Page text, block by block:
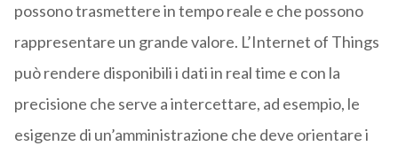
possono trasmettere in tempo reale e che possono
rappresentare un grande valore. L’Internet of Things
può rendere disponibili i dati in real time e con la
precisione che serve a intercettare, ad esempio, le
esigenze di un’amministrazione che deve orientare i